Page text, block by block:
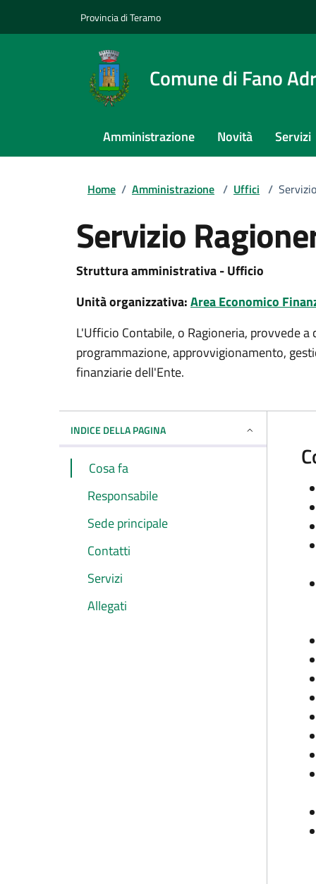
Provincia di Teramo
Comune di Fano
Amministrazione Novità Servizi
Home / Amministrazione / Uffici /
Servizio
Struttura amministrativa - Ufficio
Unità organizzativa:Area Economico
L'Ufficio Contabile, o Ragioneria, provvede
programmazione, approvvigionamento,
finanziarie dell'Ente.
INDICE DELLA PAGINA
Cosa fa
Responsabile
Sede principale
Contatti
Servizi
Allegati